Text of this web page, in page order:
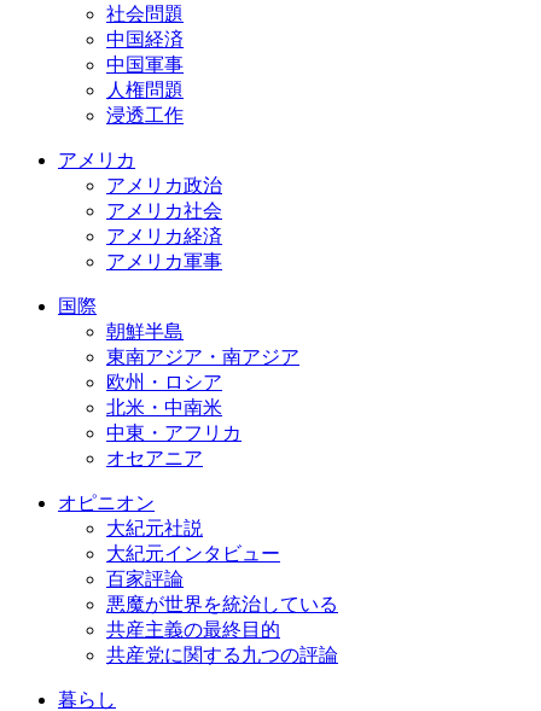
社会問題
中国経済
中国軍事
人権問題
浸透工作
アメリカ
アメリカ政治
アメリカ社会
アメリカ経済
アメリカ軍事
国際
朝鮮半島
東南アジア・南アジア
欧州・ロシア
北米・中南米
中東・アフリカ
オセアニア
オピニオン
大紀元社説
大紀元インタビュー
百家評論
悪魔が世界を統治している
共産主義の最終目的
共産党に関する九つの評論
暮らし